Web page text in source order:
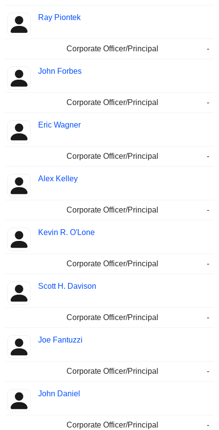
Ray Piontek
Corporate Officer/Principal -
John Forbes
Corporate Officer/Principal -
Eric Wagner
Corporate Officer/Principal -
Alex Kelley
Corporate Officer/Principal -
Kevin R. O'Lone
Corporate Officer/Principal -
Scott H. Davison
Corporate Officer/Principal -
Joe Fantuzzi
Corporate Officer/Principal -
John Daniel
Corporate Officer/Principal -